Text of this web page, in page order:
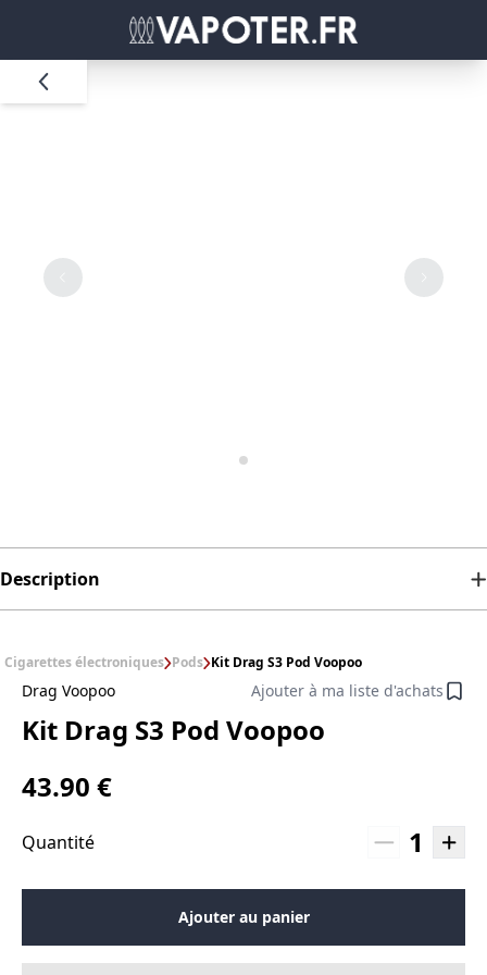
Description
Cigarettes électroniques Pods Kit Drag S3 Pod Voopoo
Drag Voopoo Ajouter à ma liste d'achats
Kit Drag S3 Pod Voopoo
43.90 €
Quantité 1
Ajouter au panier